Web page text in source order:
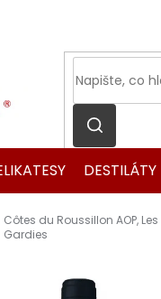
DESTILÁTY
Côtes du Roussillon AOP,
Gardies